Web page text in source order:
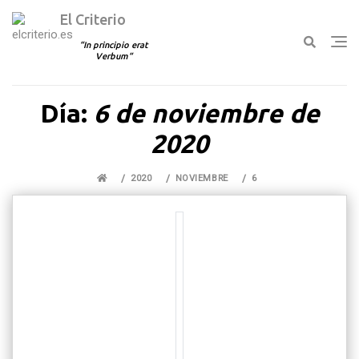
El Criterio
In principio erat
Verbum
Día: 6 de noviembre de
2020
2020 NOVIEMBRE 6